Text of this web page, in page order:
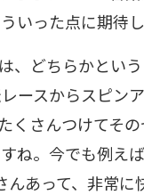
いった点に期待
、どちらかとい
ースからスピン
くさんつけてそ
ね。今でも例え
あって、非常